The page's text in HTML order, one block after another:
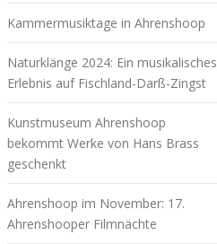
Kammermusiktage in Ahrenshoop
Naturklänge 2024: Ein musikalisches
Erlebnis auf Fischland-Darß-Zingst
Kunstmuseum Ahrenshoop
bekommt Werke von Hans Brass
geschenkt
Ahrenshoop im November: 17.
Ahrenshooper Filmnächte